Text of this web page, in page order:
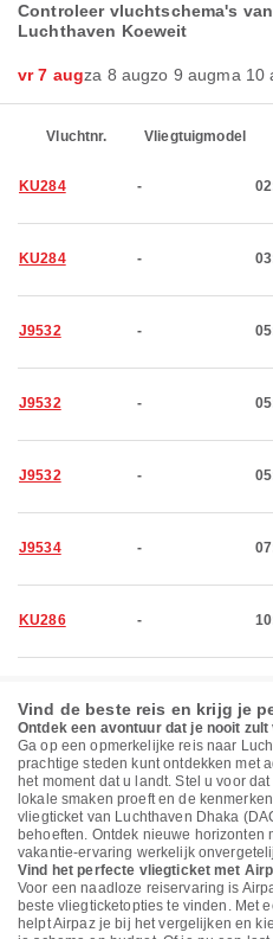
Controleer vluchtschema's
Luchthaven Koeweit
vr 7 augza 8 augzo 9 augma 10
Vluchtnr. Vliegtuigmodel
KU284 -
KU284 -
J9532 -
J9532 -
J9532 -
J9534 -
KU286 -
Vind de beste reis en krijg je
Ontdek een avontuur dat je nooit zult
Ga op een opmerkelijke reis naar
prachtige steden kunt ontdekken met
het moment dat u landt. Stel u voor
lokale smaken proeft en de
vliegticket van Luchthaven Dhaka
behoeften. Ontdek nieuwe horizonten
vakantie-ervaring werkelijk
Vind het perfecte vliegticket met
Voor een naadloze reiservaring is
beste vliegticketopties te vinden. Met
helpt Airpaz je bij het vergelijken en